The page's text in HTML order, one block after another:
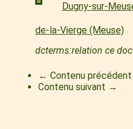
Dugny-sur-
de-la-Vierge (Meuse)
dcterms:relation ce
← Contenu précédent
Contenu suivant →